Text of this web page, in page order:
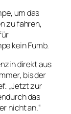
um das
zu fahren,
keinFumb.
direkt aus
bis der
„Jetzt zur
das
nicht an.“